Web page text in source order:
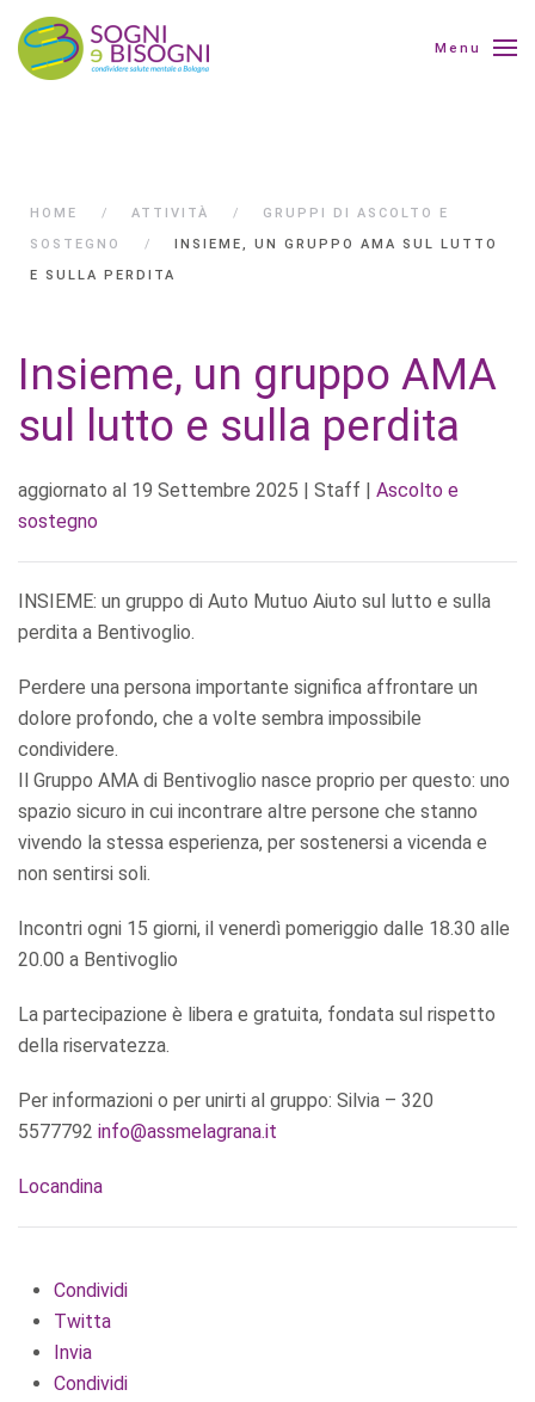
Menu
HOME ATTIVITÀ
GRUPPI DI ASCOLTO E
SOSTEGNO
INSIEME, UN GRUPPO AMA SUL LUTTO
E SULLA PERDITA
Insieme, un gruppo AMA
sul lutto e sulla perdita
aggiornato al 19 Settembre 2025 | Staff | Ascolto e
sostegno
INSIEME: un gruppo di Auto Mutuo Aiuto sul lutto e sulla
perdita a Bentivoglio.
Perdere una persona importante significa affrontare un
dolore profondo, che a volte sembra impossibile
condividere.
Il Gruppo AMA di Bentivoglio nasce proprio per questo: uno
spazio sicuro in cui incontrare altre persone che stanno
vivendo la stessa esperienza, per sostenersi a vicenda e
non sentirsi soli.
Incontri ogni 15 giorni, il venerdì pomeriggio dalle 18.30 alle
20.00 a Bentivoglio
La partecipazione è libera e gratuita, fondata sul rispetto
della riservatezza.
Per informazioni o per unirti al gruppo: Silvia – 320
5577792 info@assmelagrana.it
Locandina
Condividi
Twitta
Invia
Condividi